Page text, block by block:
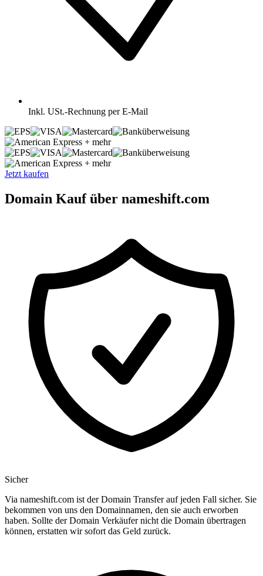
Inkl. USt.-Rechnung per E-Mail
+ mehr
+ mehr
Jetzt kaufen
Domain Kauf über nameshift.com
Sicher
Via nameshift.com ist der Domain Transfer auf jeden Fall sicher. Sie
bekommen von uns den Domainnamen, den sie auch erworben
haben. Sollte der Domain Verkäufer nicht die Domain übertragen
können, erstatten wir sofort das Geld zurück.